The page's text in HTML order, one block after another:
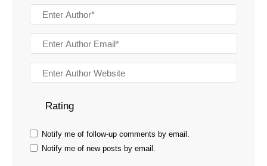
Rating
Notify me of follow-up comments by email.
Notify me of new posts by email.